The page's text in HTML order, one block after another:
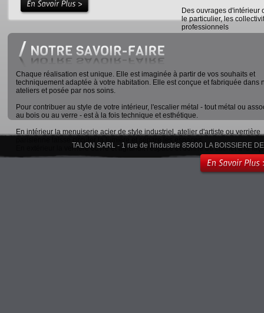
Des ouvrages d'intérieur
le particulier, les
professionnels
Chaque réalisation est unique. Elle est imaginée à partir de vos souhaits et
techniquement adaptée à votre habitation. Elle est conçue et fabriquée dans
ateliers et posée par nos soins.
Pour contribuer au style de votre intérieur, l'escalier métal - tout métal ou
au bois ou au verre - est à la fois technique et esthétique.
En intérieur la menuiserie acier de style industriel, atelier d'artiste ou verrière
En extérieur la verrière ouvre et agrandit l'espace et donne du cachet à la
TALON SARL - 1 rue de l'industrie 85600 LA BOISSIERE